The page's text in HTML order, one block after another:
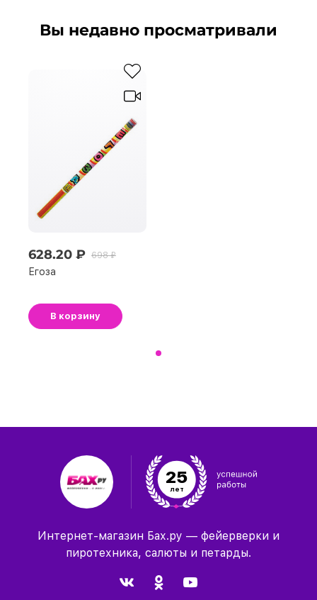
Вы недавно просматривали
628.20 ₽ 698 ₽
Егоза
В корзину
25
лет
Интернет-магазин Бах.ру — фейерверки и
пиротехника, салюты и петарды.